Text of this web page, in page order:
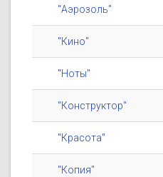
"Аэрозоль"
"Кино"
"Ноты"
"Конструктор"
"Красота"
"Копия"